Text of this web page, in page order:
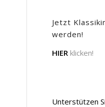
Jetzt
werden!
HIER klicken!
Unterstützen